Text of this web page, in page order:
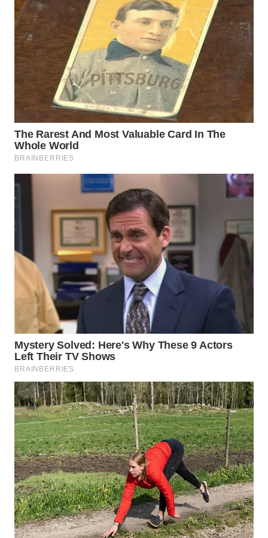
WN
SULSEL
WN
GORONTALO
SULUT
WN
MALUKU
WN
DANAU
TOBA
WN
NIAS
WN
LANGKAT
WN
TAPANULI
SELATAN
WN
TANJUNG
LESUNG
WN